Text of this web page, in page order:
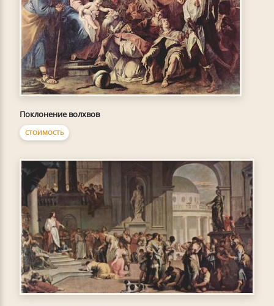
Поклонение волхвов
СТОИМОСТЬ